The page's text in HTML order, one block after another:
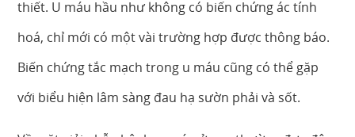
thiết. U máu hầu như không có biến chứng ác tính
hoá, chỉ mới có một vài trường hợp được thông báo.
Biến chứng tắc mạch trong u máu cũng có thể gặp
với biểu hiện lâm sàng đau hạ sườn phải và sốt.